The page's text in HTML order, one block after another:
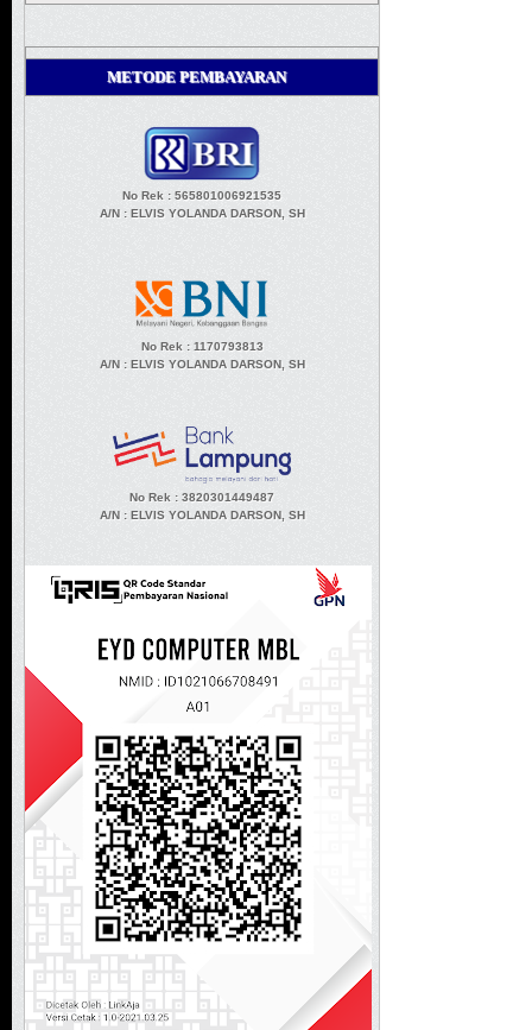
METODE PEMBAYARAN
No Rek : 565801006921535
A/N : ELVIS YOLANDA DARSON, SH
No Rek : 1170793813
A/N : ELVIS YOLANDA DARSON, SH
No Rek : 3820301449487
A/N : ELVIS YOLANDA DARSON, SH